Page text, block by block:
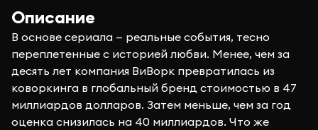
Описание
В основе сериала — реальные события, тесно
переплетенные с историей любви. Менее, чем за
десять лет компания ВиВорк превратилась из
коворкинга в глобальный бренд стоимостью в 47
миллиардов долларов. Затем меньше, чем за год
оценка снизилась на 40 миллиардов. Что же